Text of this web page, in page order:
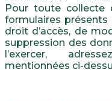
Pour toute collecte
formulaires présents
droit d’accès, de
suppression des
l’exercer,
mentionnées ci-